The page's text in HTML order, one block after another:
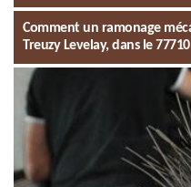
Comment un ramonage
Treuzy Levelay, dans le 77710